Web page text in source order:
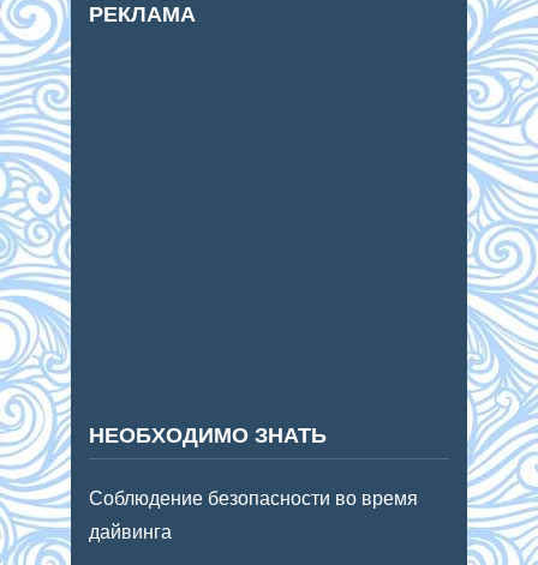
РЕКЛАМА
НЕОБХОДИМО ЗНАТЬ
Соблюдение безопасности во время
дайвинга